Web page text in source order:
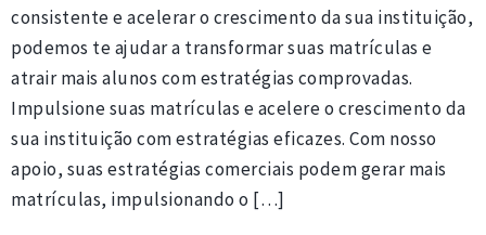
consistente e acelerar o crescimento da sua instituição,
podemos te ajudar a transformar suas matrículas e
atrair mais alunos com estratégias comprovadas.
Impulsione suas matrículas e acelere o crescimento da
sua instituição com estratégias eficazes. Com nosso
apoio, suas estratégias comerciais podem gerar mais
matrículas, impulsionando o […]